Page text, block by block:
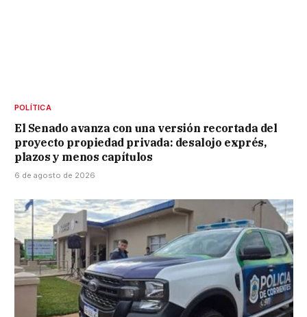
POLÍTICA
El Senado avanza con una versión recortada del
proyecto propiedad privada: desalojo exprés,
plazos y menos capítulos
6 de agosto de 2026